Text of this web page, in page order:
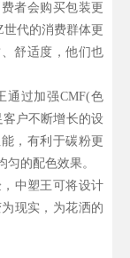
者会购买包装更
代的消费群体更
舒适度，他们也
过加强CMF(色
户不断增长的设
，有利于碳粉更
的配色效果。
中塑王可将设计
现实，为花洒的